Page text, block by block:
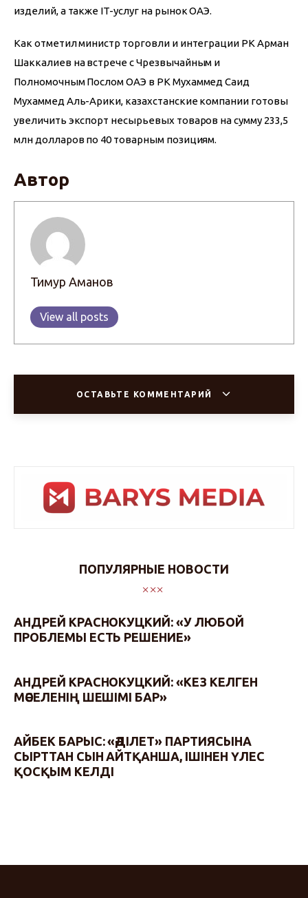
изделий, а также IT-услуг на рынок ОАЭ.
Как отметил министр торговли и интеграции РК Арман
Шаккалиев на встрече с Чрезвычайным и
Полномочным Послом ОАЭ в РК Мухаммед Саид
Мухаммед Аль-Арики, казахстанские компании готовы
увеличить экспорт несырьевых товаров на сумму 233,5
млн долларов по 40 товарным позициям.
Автор
Тимур Аманов
View all posts
ОСТАВЬТЕ КОММЕНТАРИЙ
ПОПУЛЯРНЫЕ НОВОСТИ
АНДРЕЙ КРАСНОКУЦКИЙ: «У ЛЮБОЙ
ПРОБЛЕМЫ ЕСТЬ РЕШЕНИЕ»
АНДРЕЙ КРАСНОКУЦКИЙ: «КЕЗ КЕЛГЕН
МӘСЕЛЕНІҢ ШЕШІМІ БАР»
АЙБЕК БАРЫС: «ӘДІЛЕТ» ПАРТИЯСЫНА
СЫРТТАН СЫН АЙТҚАНША, ІШІНЕН ҮЛЕС
ҚОСҚЫМ КЕЛДІ